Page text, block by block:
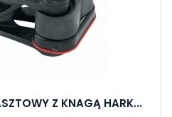
Z KNAGĄ HARK...